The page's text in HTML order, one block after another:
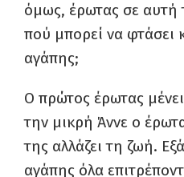
όμως, έρωτας σε αυτή
πού μπορεί να φτάσει
αγάπης;
O πρώτος έρωτας
την μικρή Άννε ο
της αλλάζει τη ζωή.
αγάπης όλα